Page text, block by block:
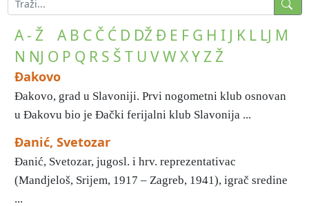
A - Ž A B C Č Ć D DŽĐ E F G H I J K L LJ M
N NJ O P Q R S Š T U VW XYZŽ
Đakovo
Đakovo, grad u Slavoniji. Prvi nogometni klub osnovan
u Đakovu bio je Đački ferijalni klub Slavonija ...
Đanić, Svetozar
Đanić, Svetozar, jugosl. i hrv. reprezentativac
(Mandjeloš, Srijem, 1917 – Zagreb, 1941), igrač sredine
...